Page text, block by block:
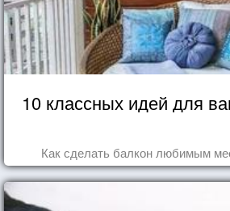
10 классных идей для
Как сделать балкон любимым